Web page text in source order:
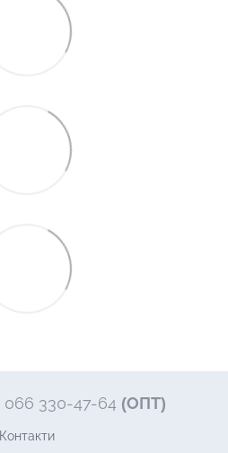
066 330-47-64 (ОПТ)
Контакти